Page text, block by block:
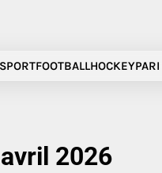
SPORTFOOTBALLHOCKEY
avril 2026